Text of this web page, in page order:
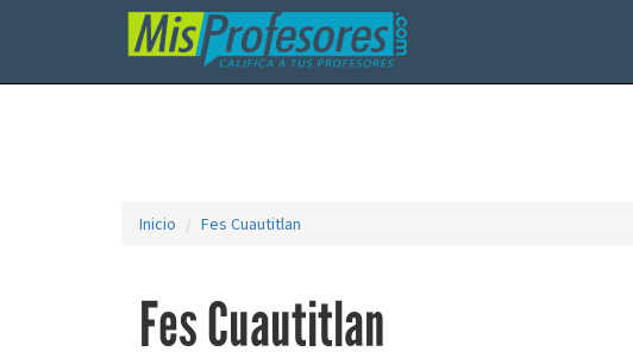
Inicio Fes Cuautitlan
Fes Cuautitlan